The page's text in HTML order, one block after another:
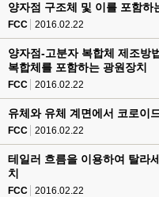
양자점 구조체 및 이를 포함하
FCC 2016.02.22
양자점-고분자 복합체 제조방
복합체를 포함하는 광원장치
FCC 2016.02.22
유체와 유체 계면에서 코로이
FCC 2016.02.22
테일러 흐름을 이용하여 탈라
치
FCC 2016.02.22